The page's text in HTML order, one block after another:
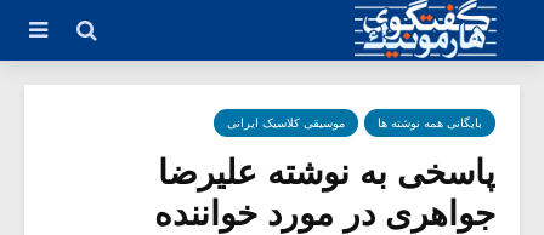
بایگانی همه نوشته ها موسیقی کلاسیک ایرانی
پاسخی به نوشته علیرضا
جواهری در مورد خواننده